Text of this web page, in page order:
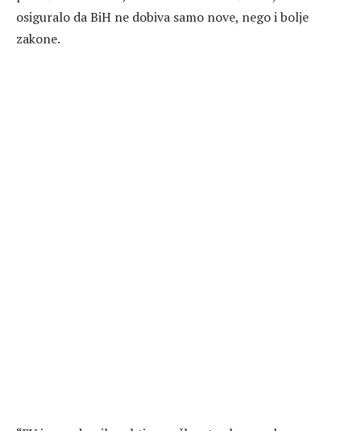
osiguralo da BiH ne dobiva samo nove, nego i bolje
zakone.